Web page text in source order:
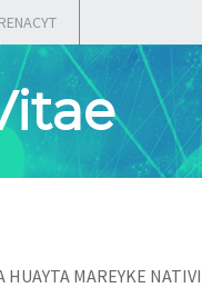
RENACYT
HUAYTA MAREYKE